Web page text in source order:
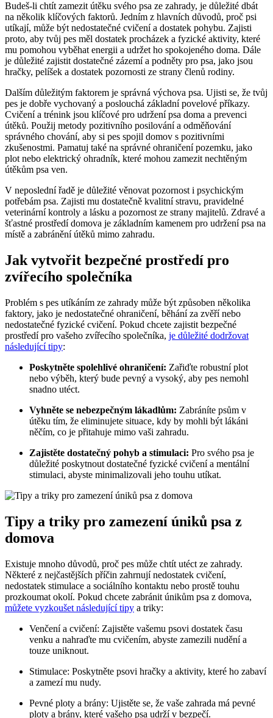
Budeš-li chtít zamezit útěku svého psa ze zahrady, je důležité dbát
na několik klíčových faktorů. Jedním z hlavních důvodů, proč psi
utíkají, může být nedostatečné cvičení a dostatek pohybu. Zajisti
proto, aby tvůj pes měl dostatek procházek a fyzické aktivity, které
mu pomohou vyběhat energii a udržet ho spokojeného doma. Dále
je důležité zajistit dostatečné zázemí a podněty pro psa, jako jsou
hračky, pelíšek a dostatek pozornosti ze strany členů rodiny.
Dalším důležitým faktorem je správná výchova psa. Ujisti se, že tvůj
pes je dobře vychovaný a poslouchá základní povelové příkazy.
Cvičení a trénink jsou klíčové pro udržení psa doma a prevenci
útěků. Použij metody pozitivního posilování a odměňování
správného chování, aby si pes spojil domov s pozitivními
zkušenostmi. Pamatuj také na správné ohraničení pozemku, jako
plot nebo elektrický ohradník, které mohou zamezit nechtěným
útěkům psa ven.
V neposlední řadě je důležité věnovat pozornost i psychickým
potřebám psa. Zajisti mu dostatečně kvalitní stravu, pravidelné
veterinární kontroly a lásku a pozornost ze strany majitelů. Zdravé a
šťastné prostředí domova je základním kamenem pro udržení psa na
místě a zabránění útěků mimo zahradu.
Jak vytvořit bezpečné prostředí pro
zvířecího společníka
Problém s pes utíkáním ze zahrady může být způsoben několika
faktory, jako je nedostatečné ohraničení, běhání za zvěří nebo
nedostatečné fyzické cvičení. Pokud chcete zajistit bezpečné
prostředí pro vašeho zvířecího společníka, je důležité dodržovat
následující tipy:
Poskytněte spolehlivé ohraničení: Zařiďte robustní plot
nebo výběh, který bude pevný a vysoký, aby pes nemohl
snadno utéct.
Vyhněte se nebezpečným lákadlům: Zabráníte psům v
útěku tím, že eliminujete situace, kdy by mohli být lákáni
něčím, co je přitahuje mimo vaši zahradu.
Zajistěte dostatečný pohyb a stimulaci: Pro svého psa je
důležité poskytnout dostatečné fyzické cvičení a mentální
stimulaci, abyste minimalizovali jeho touhu utíkat.
Tipy a triky pro zamezení úniků psa z
domova
Existuje mnoho důvodů, proč pes může chtít utéct ze zahrady.
Některé z nejčastějších příčin zahrnují nedostatek cvičení,
nedostatek stimulace a sociálního kontaktu nebo prostě touhu
prozkoumat okolí. Pokud chcete zabránit únikům psa z domova,
můžete vyzkoušet následující tipy a triky:
Venčení a cvičení: Zajistěte vašemu psovi dostatek času
venku a nahraďte mu cvičením, abyste zamezili nudění a
touze uniknout.
Stimulace: Poskytněte psovi hračky a aktivity, které ho zabaví
a zamezí mu nudy.
Pevné ploty a brány: Ujistěte se, že vaše zahrada má pevné
ploty a brány, které vašeho psa udrží v bezpečí.